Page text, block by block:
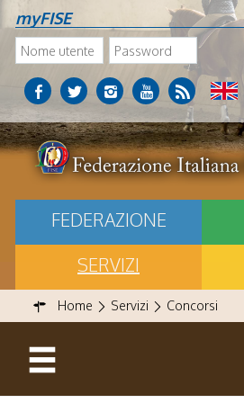
myFISE
FEDERAZIONE
SERVIZI
Home Servizi Concorsi